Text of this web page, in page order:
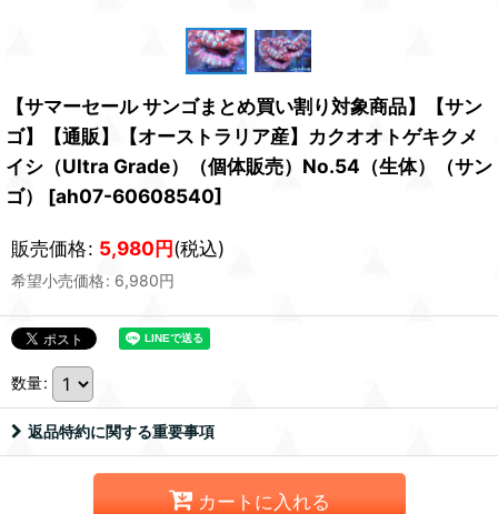
【サマーセール サンゴまとめ買い割り対象商品】【サン
ゴ】【通販】【オーストラリア産】カクオオトゲキクメ
イシ（Ultra Grade）（個体販売）No.54（生体）（サン
ゴ）
[ah07-60608540]
販売価格: 5,980円(税込)
希望小売価格: 6,980円
数量:
返品特約に関する重要事項
カートに入れる